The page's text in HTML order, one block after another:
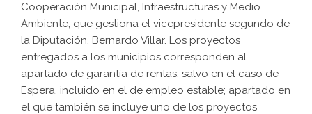
Cooperación Municipal, Infraestructuras y Medio
Ambiente, que gestiona el vicepresidente segundo de
la Diputación, Bernardo Villar. Los proyectos
entregados a los municipios corresponden al
apartado de garantía de rentas, salvo en el caso de
Espera, incluido en el de empleo estable; apartado en
el que también se incluye uno de los proyectos